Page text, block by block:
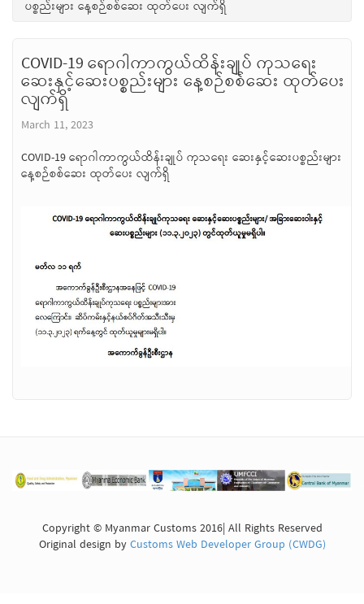
ပစ္စည်းများ နေ့စဉ်စစ်ဆေး ထုတ်ပေး လျက်ရှိ
COVID-19 ရောဂါကာကွယ်ထိန်းချုပ် ကုသရေး
ဆေးနှင့်ဆေးပစ္စည်းများ နေ့စဉ်စစ်ဆေး ထုတ်ပေး
လျက်ရှိ
March 11, 2023
COVID-19 ရောဂါကာကွယ်ထိန်းချုပ် ကုသရေး ဆေးနှင့်ဆေးပစ္စည်းများ
နေ့စဉ်စစ်ဆေး ထုတ်ပေး လျက်ရှိ
Copyright © Myanmar Customs 2016| All Rights Reserved
Original design byCustoms Web Developer Group (CWDG)